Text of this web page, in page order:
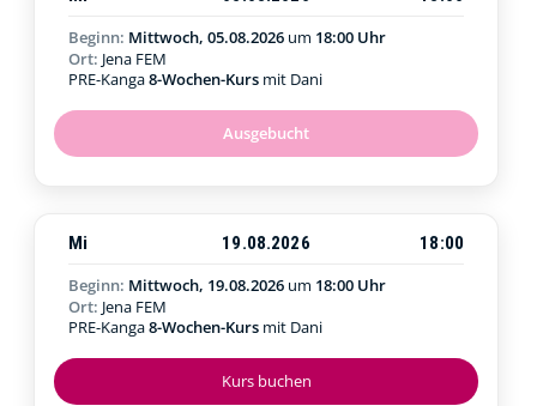
Ausgebucht
Beginn: Mittwoch, 05.08.2026 um 18:00 Uhr
Ort: Jena FEM
PRE-Kanga8-Wochen-Kurs mit Dani
Kurs buchen
Mi 19.08.2026
18:00
Beginn: Mittwoch, 19.08.2026 um 18:00 Uhr
Ort: Jena FEM
PRE-Kanga8-Wochen-Kurs mit Dani